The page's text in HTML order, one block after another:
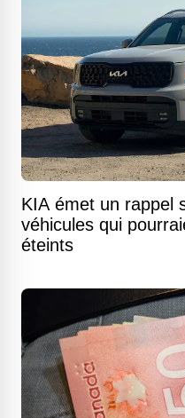
KIA émet un rappel
véhicules qui
éteints